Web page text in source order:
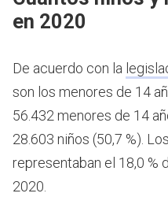
en 2020
De acuerdo con la
son los menores de 14
56.432 menores de 14
28.603 niños (50,7 %).
representaban el 18,0 %
2020.